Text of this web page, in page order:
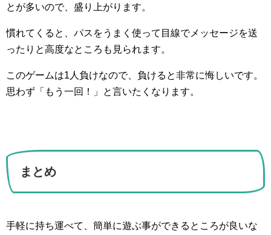
とが多いので、盛り上がります。
慣れてくると、パスをうまく使って目線でメッセージを送
ったりと高度なところも見られます。
このゲームは1人負けなので、負けると非常に悔しいです。
思わず「もう一回！」と言いたくなります。
まとめ
手軽に持ち運べて、簡単に遊ぶ事ができるところが良いな